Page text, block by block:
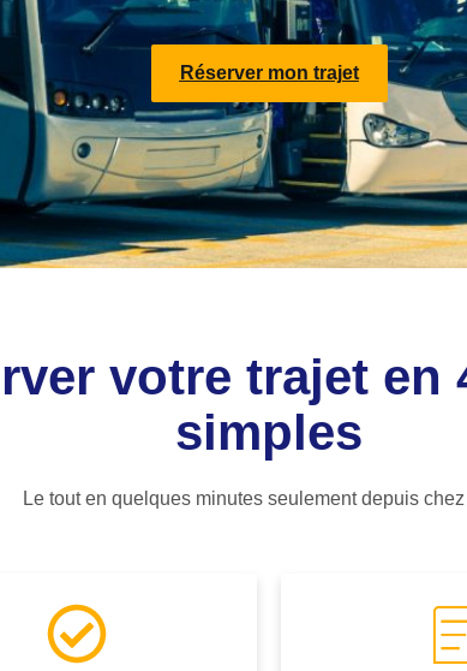
Réserver mon trajet
votre trajet en
simples
Le tout en quelques minutes seulement depuis